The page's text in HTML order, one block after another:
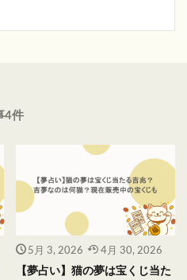
4件
5月 3, 2026 4月 30, 2026
【夢占い】猫の夢は宝くじ当た